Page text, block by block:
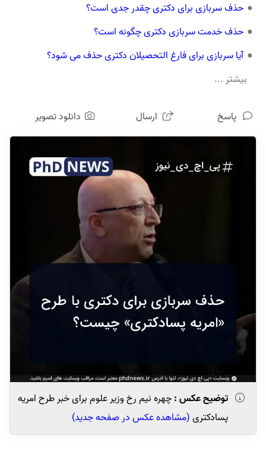
● حذف سربازی برای دکتری چقدر جدی است؟
● حذف خدمت سربازی دکتری چگونه است؟
● آیا سربازی برای فارغ التحصیلان دکتری حذف می شود؟
سربازی فارغ التحصیلان دکتری به چه صورت خواهد بود؟
سربازی پسادکتری چیست؟
بیشتر ...
پاسخ ارسال دانلود تصویر
توضیح عکس :چهره نیم رخ وزیر علوم برای خبر طرح امریه
پسادکتری(مشاهده عکس در صفحه جدید)